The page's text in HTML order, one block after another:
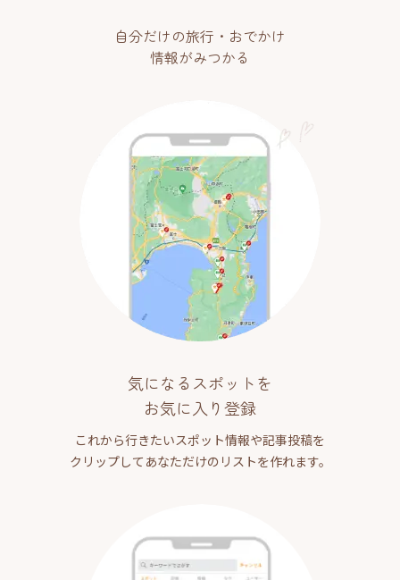
自分だけの旅行・おでかけ
情報がみつかる
気になるスポットを
お気に入り登録
これから行きたいスポット情報や記事投稿を
クリップしてあなただけのリストを作れます。